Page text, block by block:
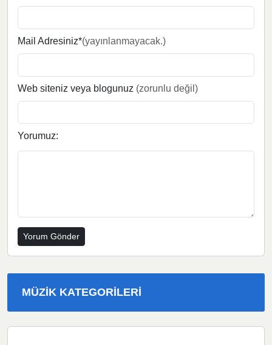
Mail Adresiniz*(yayınlanmayacak.)
Web siteniz veya blogunuz (zorunlu değil)
Yorumuz:
MÜZIK KATEGORILERI